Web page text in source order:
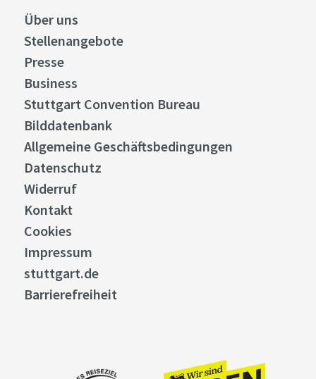
Über uns
Stellenangebote
Presse
Business
Stuttgart Convention Bureau
Bilddatenbank
Allgemeine Geschäftsbedingungen
Datenschutz
Widerruf
Kontakt
Cookies
Impressum
stuttgart.de
Barrierefreiheit